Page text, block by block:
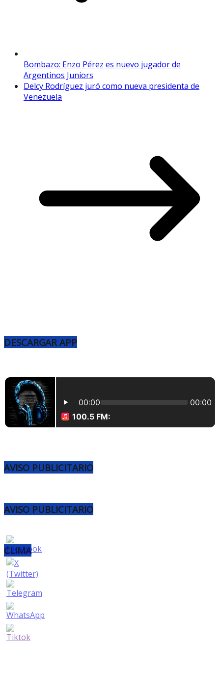
Bombazo: Enzo Pérez es nuevo jugador de
Argentinos Juniors
Delcy Rodríguez juró como nueva presidenta de
Venezuela
DESCARGAR APP
AVISO PUBLICITARIO
AVISO PUBLICITARIO
CLIMA